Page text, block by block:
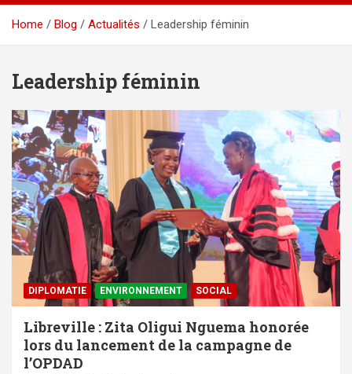
Home Blog Actualités Leadership féminin
Leadership féminin
DIPLOMATIE ENVIRONNEMENT SOCIAL
Libreville : Zita Oligui Nguema honorée
lors du lancement de la campagne de
l’OPDAD